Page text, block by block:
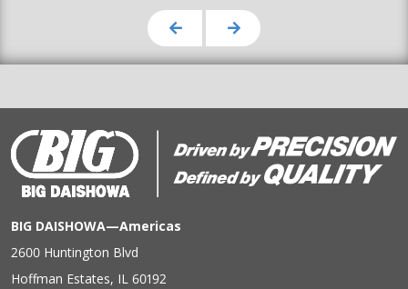
BIG DAISHOWA—Americas
2600 Huntington Blvd
Hoffman Estates, IL 60192